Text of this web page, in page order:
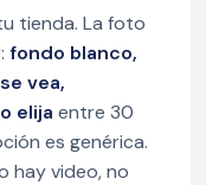
tienda. La foto
fondo blanco,
vea,
elija entre 30
es genérica.
hay video, no